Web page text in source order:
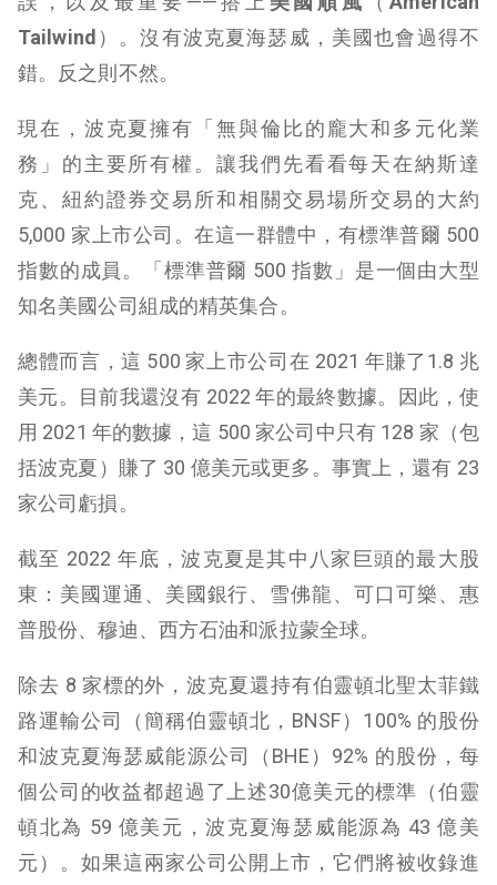
Tailwind ）。沒有波克夏海瑟威，美國也會過得不
錯。反之則不然。
現在，波克夏擁有「無與倫比的龐大和多元化業
務」的主要所有權。讓我們先看看每天在納斯達
克、紐約證券交易所和相關交易場所交易的大約
5,000 家上市公司。在這一群體中，有標準普爾 500
指數的成員。「標準普爾 500 指數」是一個由大型
知名美國公司組成的精英集合。
總體而言，這 500 家上市公司在 2021 年賺了1.8 兆
美元。目前我還沒有 2022 年的最終數據。因此，使
用 2021 年的數據，這 500 家公司中只有 128 家（包
括波克夏）賺了 30 億美元或更多。事實上，還有 23
家公司虧損。
截至 2022 年底，波克夏是其中八家巨頭的最大股
東：美國運通、美國銀行、雪佛龍、可口可樂、惠
普股份、穆迪、西方石油和派拉蒙全球。
除去 8 家標的外，波克夏還持有伯靈頓北聖太菲鐵
路運輸公司（簡稱伯靈頓北，BNSF）100% 的股份
和波克夏海瑟威能源公司（BHE）92% 的股份，每
個公司的收益都超過了上述30億美元的標準（伯靈
頓北為 59 億美元，波克夏海瑟威能源為 43 億美
元）。如果這兩家公司公開上市，它們將被收錄進